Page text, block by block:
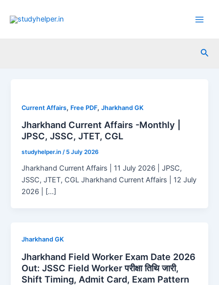
Current Affairs, Free PDF,Jharkhand GK
Jharkhand Current Affairs -Monthly |
JPSC, JSSC, JTET, CGL
studyhelper.in/ 5 July 2026
Jharkhand Current Affairs | 11 July 2026 | JPSC,
JSSC, JTET, CGL Jharkhand Current Affairs | 12 July
2026 | […]
Jharkhand GK
Jharkhand Field Worker Exam Date 2026
Out: JSSC Field Worker परीक्षा तिथि जारी,
Shift Timing, Admit Card, Exam Pattern